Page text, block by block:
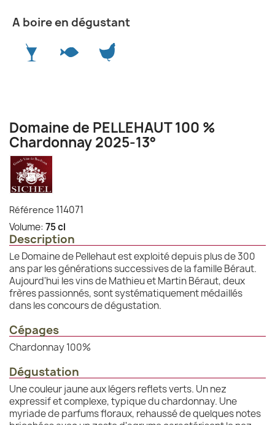
A boire en dégustant
Domaine de PELLEHAUT 100 %
Chardonnay 2025-13°
Référence 114071
Volume: 75 cl
Description
Le Domaine de Pellehaut est exploité depuis plus de 300
ans par les générations successives de la famille Béraut.
Aujourd'hui les vins de Mathieu et Martin Béraut, deux
frères passionnés, sont systématiquement médaillés
dans les concours de dégustation.
Cépages
Chardonnay 100%
Dégustation
Une couleur jaune aux légers reflets verts. Un nez
expressif et complexe, typique du chardonnay. Une
myriade de parfums floraux, rehaussé de quelques notes